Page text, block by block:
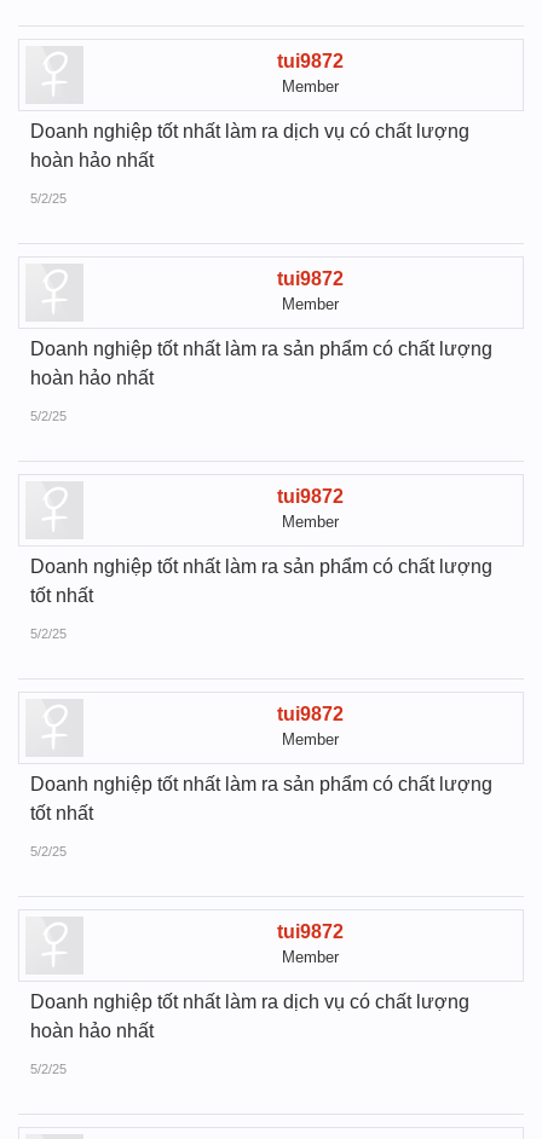
tui9872
Member
Doanh nghiệp tốt nhất làm ra dịch vụ có chất lượng
hoàn hảo nhất
5/2/25
tui9872
Member
Doanh nghiệp tốt nhất làm ra sản phẩm có chất lượng
hoàn hảo nhất
5/2/25
tui9872
Member
Doanh nghiệp tốt nhất làm ra sản phẩm có chất lượng
tốt nhất
5/2/25
tui9872
Member
Doanh nghiệp tốt nhất làm ra sản phẩm có chất lượng
tốt nhất
5/2/25
tui9872
Member
Doanh nghiệp tốt nhất làm ra dịch vụ có chất lượng
hoàn hảo nhất
5/2/25